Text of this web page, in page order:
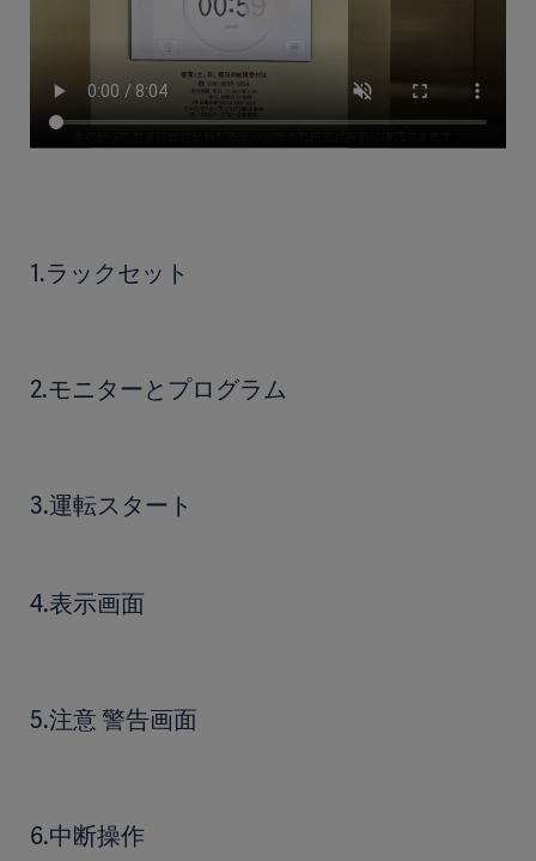
1.ラックセット
2.モニターとプログラム
3.運転スタート
4.表示画面
5.注意 警告画面
6.中断操作